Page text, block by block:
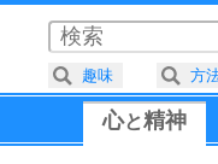
心と精神
趣味 方